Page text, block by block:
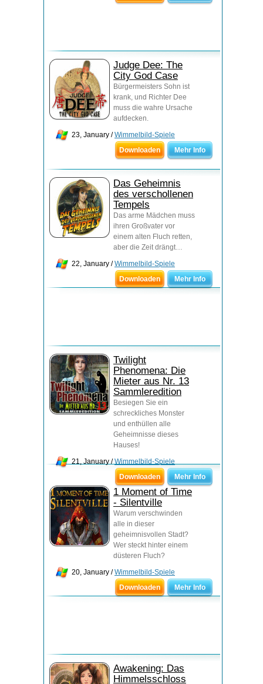
Judge Dee: The
City God Case
Bürgermeisters Sohn ist
krank, und Richter Dee
muss die wahre Ursache
aufdecken.
23, January /Wimmelbild-Spiele
Downloaden
Mehr Info
Das Geheimnis
des verschollenen
Tempels
Das arme Mädchen muss
ihren Großvater vor
einem alten Fluch retten,
aber die Zeit drängt…
22, January /Wimmelbild-Spiele
Downloaden
Mehr Info
Twilight
Phenomena: Die
Mieter aus Nr. 13
Sammleredition
Besiegen Sie ein
schreckliches Monster
und enthüllen alle
Geheimnisse dieses
Hauses!
21, January /Wimmelbild-Spiele
Downloaden
Mehr Info
1 Moment of Time
- Silentville
Warum verschwinden
alle in dieser
geheimnisvollen Stadt?
Wer steckt hinter einem
düsteren Fluch?
20, January /Wimmelbild-Spiele
Downloaden
Mehr Info
Awakening: Das
Himmelsschloss